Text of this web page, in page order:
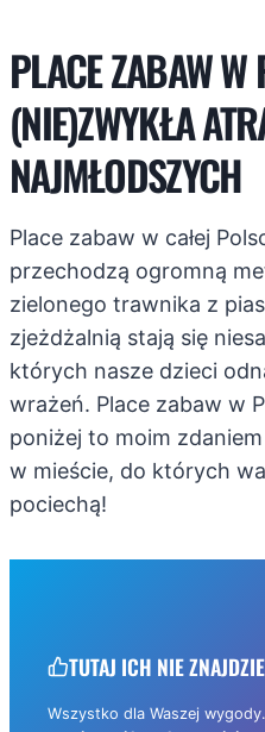
PLACE ZABAW
(NIE)ZWYKŁA
NAJMŁODSZYCH
Place zabaw w całej
przechodzą ogromną
zielonego trawnika z
zjeżdżalnią stają się
których nasze dzieci
wrażeń. Place zabaw w
poniżej to moim
w mieście, do których
pociechą!
TUTAJ ICH NIE
Wszystko dla Waszej wygody.